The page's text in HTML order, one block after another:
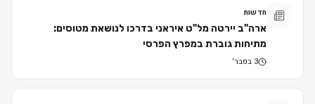
חדשות
ארה"ב יירטה מל"ט איראני בדרכו לנושאת מטוסים:
מתיחות גוברת במפרץ הפרסי
3 בפבר׳